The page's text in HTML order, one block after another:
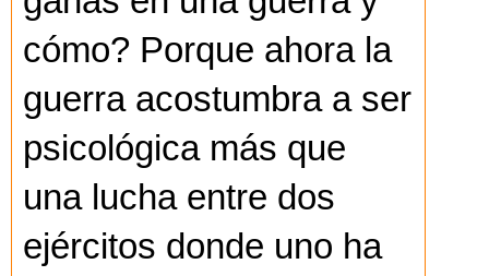
cómo? Porque ahora la
guerra acostumbra a ser
psicológica más que
una lucha entre dos
ejércitos donde uno ha